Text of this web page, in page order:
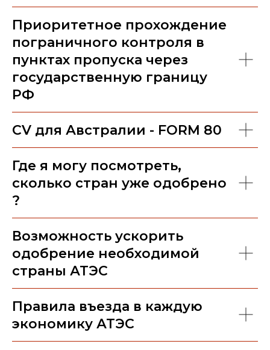
Приоритетное прохождение
пограничного контроля в
пунктах пропуска через
государственную границу
РФ
CV для Австралии - FORM 80
Где я могу посмотреть,
сколько стран уже одобрено
?
Возможность ускорить
одобрение необходимой
страны АТЭС
Правила въезда в каждую
экономику АТЭС